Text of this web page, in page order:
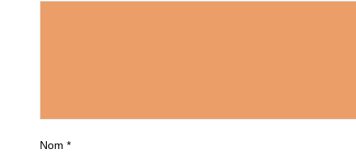
Nom *